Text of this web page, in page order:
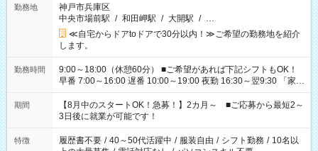
勤務地
神戸市兵庫区
中央市場前駅 / 和田岬駅 / 大開駅 / …
≪自宅からドアtoドアで30分以内！≫ご希望の勤務地を紹介
します。
勤務時間
9:00～18:00（休憩60分） ■ご希望があれば下記シフトもOK！
早番 7:00～16:00 遅番 10:00～19:00 夜勤 16:30～翌9:30 「家族
と休みを合わせたい」 「余裕を持って夕飯の準備がしたい」
「できれば残業はしたくない」 など、ご希望を教えてください
ね。 ※Wワーク希望の方へ 今ご覧のお仕事で希望する勤務時間
と、もう1つのお仕事の勤務時間。 合計で週40時間を超える場
合は応募できません。
期間
【8月中のスタートOK！急募！】2カ月～ ■ご応募から最短2～
3日後に就業が可能です！
特徴 履歴書不要 / 40～50代活躍中 / 服装自由 / シフト勤務 / 10名以